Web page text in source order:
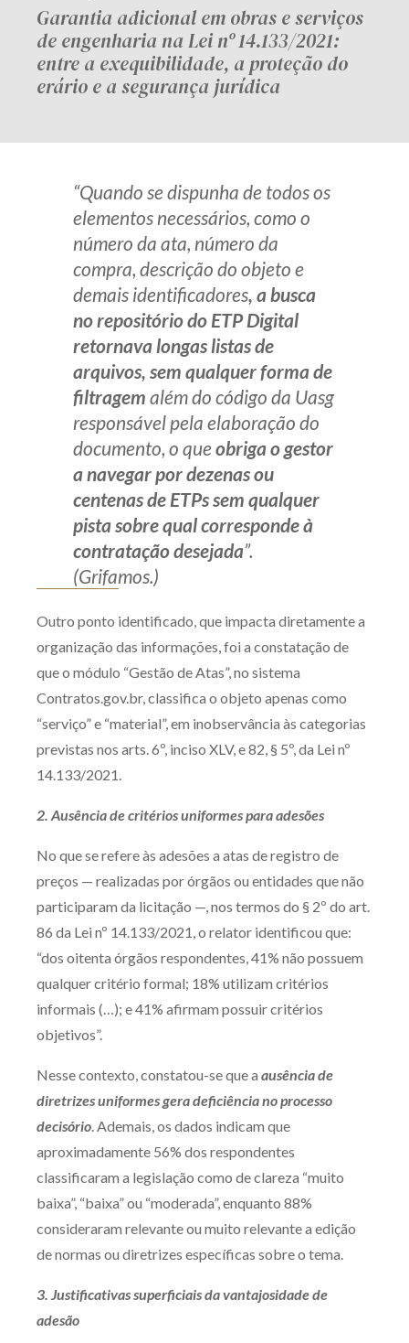
Garantia adicional em obras e serviços
de engenharia na Lei nº 14.133/2021:
entre a exequibilidade, a proteção do
erário e a segurança jurídica
“Quando se dispunha de todos os
elementos necessários, como o
número da ata, número da
compra, descrição do objeto e
demais identificadores, a busca
no repositório do ETP Digital
retornava longas listas de
arquivos, sem qualquer forma de
filtragem além do código da Uasg
responsável pela elaboração do
documento, o queobriga o gestor
a navegar por dezenas ou
centenas de ETPs sem qualquer
pista sobre qual corresponde à
contratação desejada”.
(Grifamos.)
Outro ponto identificado, que impacta diretamente a
organização das informações, foi a constatação de
que o módulo “Gestão de Atas”, no sistema
Contratos.gov.br, classifica o objeto apenas como
“serviço” e “material”, em inobservância às categorias
previstas nos arts. 6º, inciso XLV, e 82, § 5º, da Lei nº
14.133/2021.
2. Ausência de critérios uniformes para adesões
No que se refere às adesões a atas de registro de
preços — realizadas por órgãos ou entidades que não
participaram da licitação —, nos termos do § 2º do art.
86 da Lei nº 14.133/2021, o relator identificou que:
“dos oitenta órgãos respondentes, 41% não possuem
qualquer critério formal; 18% utilizam critérios
informais (…); e 41% afirmam possuir critérios
objetivos”.
Nesse contexto, constatou-se que a ausência de
diretrizes uniformes gera deficiência no processo
decisório . Ademais, os dados indicam que
aproximadamente 56% dos respondentes
classificaram a legislação como de clareza “muito
baixa”, “baixa” ou “moderada”, enquanto 88%
consideraram relevante ou muito relevante a edição
de normas ou diretrizes específicas sobre o tema.
3. Justificativas superficiais da vantajosidade de
adesão